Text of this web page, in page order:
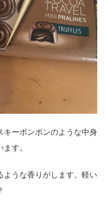
キーボンボンのような中身
す。
ような香りがします。軽い